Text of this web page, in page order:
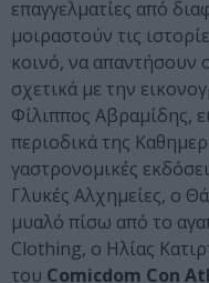
επαγγελματίες από
μοιραστούν τις
κοινό, να απαντήσουν
σχετικά με την
Φίλιππος Αβραμίδης,
περιοδικά της
γαστρονομικές
Γλυκές Αλχημείες, ο
μυαλό πίσω από το
Clothing, ο Ηλίας
του Comicdom Con